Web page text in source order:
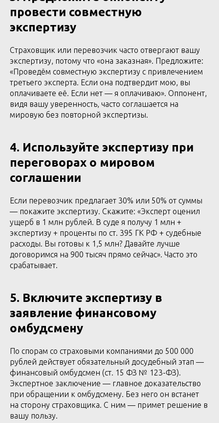
провести совместную
экспертизу
Страховщик или перевозчик часто отвергают вашу
экспертизу, потому что «она заказная». Предложите:
«Проведём совместную экспертизу с привлечением
третьего эксперта. Если она подтвердит мою, вы
оплачиваете её. Если нет — я оплачиваю». Оппонент,
видя вашу уверенность, часто соглашается на
мировую без повторной экспертизы.
4. Используйте экспертизу при
переговорах о мировом
соглашении
Если перевозчик предлагает 30% или 50% от суммы
— покажите экспертизу. Скажите: «Эксперт оценил
ущерб в 1 млн рублей. В суде я получу 1 млн +
экспертизу + проценты по ст. 395 ГК РФ + судебные
расходы. Вы готовы к 1,5 млн? Давайте лучше
договоримся на 900 тысяч прямо сейчас». Часто это
срабатывает.
5. Включите экспертизу в
заявление финансовому
омбудсмену
По спорам со страховыми компаниями до 500 000
рублей действует обязательный досудебный этап —
финансовый омбудсмен (ст. 15 ФЗ № 123-ФЗ).
Экспертное заключение — главное доказательство
при обращении к омбудсмену. Без него он встанет
на сторону страховщика. С ним — примет решение в
вашу пользу.